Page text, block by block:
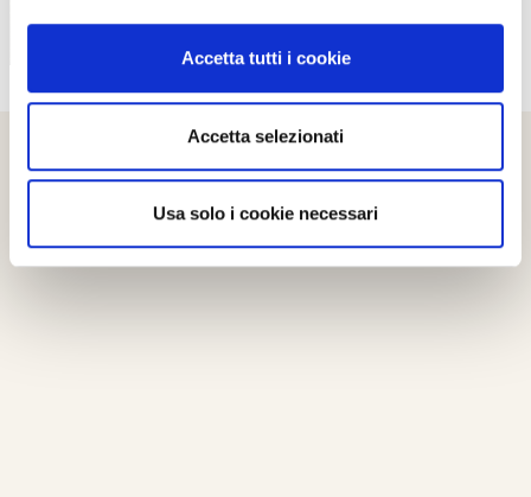
Accetta tutti i cookie
Accetta selezionati
Usa solo i cookie necessari